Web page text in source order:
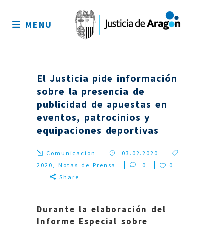
sitio
MENU
El Justicia pide información
sobre la presencia de
publicidad de apuestas en
eventos, patrocinios y
equipaciones deportivas
Comunicacion
03.02.2020
2020,Notas de Prensa 0
0
Share
Durante la elaboración del
Informe Especial sobre